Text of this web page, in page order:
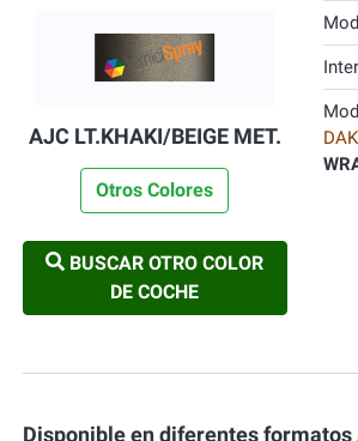
AJC LT.KHAKI/BEIGE MET.
Otros Colores
BUSCAR OTRO COLOR
DE COCHE
Disponible en diferentes formatos